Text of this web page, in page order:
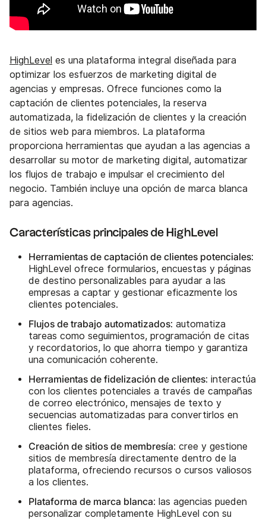
HighLevel es una plataforma integral diseñada para
optimizar los esfuerzos de marketing digital de
agencias y empresas. Ofrece funciones como la
captación de clientes potenciales, la reserva
automatizada, la fidelización de clientes y la creación
de sitios web para miembros. La plataforma
proporciona herramientas que ayudan a las agencias a
desarrollar su motor de marketing digital, automatizar
los flujos de trabajo e impulsar el crecimiento del
negocio. También incluye una opción de marca blanca
para agencias.
Características principales de HighLevel
Herramientas de captación de clientes potenciales:
HighLevel ofrece formularios, encuestas y páginas
de destino personalizables para ayudar a las
empresas a captar y gestionar eficazmente los
clientes potenciales.
Flujos de trabajo automatizados: automatiza
tareas como seguimientos, programación de citas
y recordatorios, lo que ahorra tiempo y garantiza
una comunicación coherente.
Herramientas de fidelización de clientes: interactúa
con los clientes potenciales a través de campañas
de correo electrónico, mensajes de texto y
secuencias automatizadas para convertirlos en
clientes fieles.
Creación de sitios de membresía: cree y gestione
sitios de membresía directamente dentro de la
plataforma, ofreciendo recursos o cursos valiosos
a los clientes.
Plataforma de marca blanca: las agencias pueden
personalizar completamente HighLevel con su